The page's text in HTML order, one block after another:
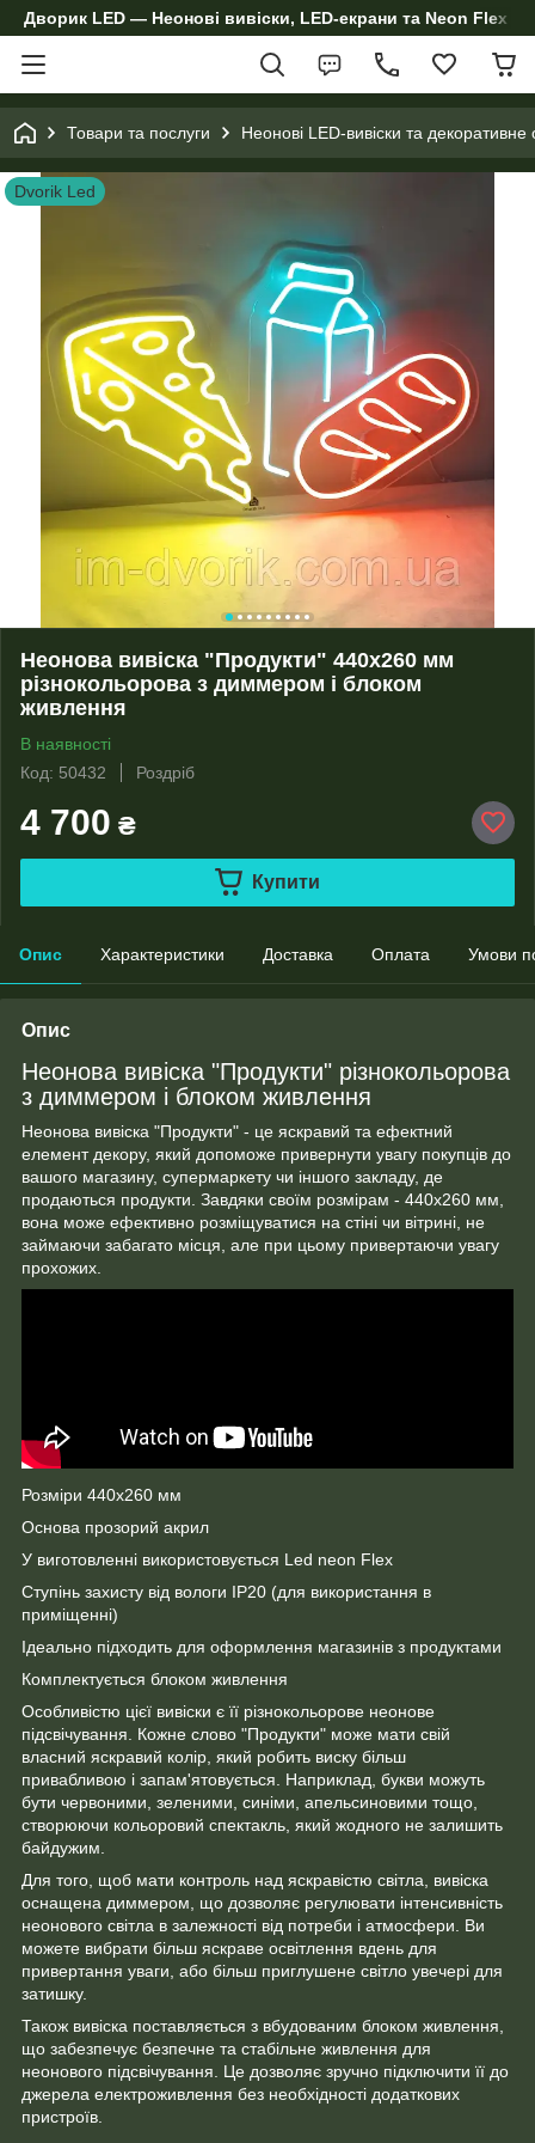
Дворик LED — Неонові вивіски, LED-екрани та Neon Flex
Товари та послуги Неонові LED-вивіски та декоративне
Dvorik Led
Неонова вивіска "Продукти" 440х260 мм
різнокольорова з диммером і блоком
живлення
В наявності
Код: 50432
Роздріб
4 700 ₴
Купити
Опис Характеристики Доставка Оплата Умови
Опис
Неонова вивіска "Продукти" різнокольорова
з диммером і блоком живлення
Неонова вивіска "Продукти" - це яскравий та ефектний
елемент декору, який допоможе привернути увагу покупців до
вашого магазину, супермаркету чи іншого закладу, де
продаються продукти. Завдяки своїм розмірам - 440х260 мм,
вона може ефективно розміщуватися на стіні чи вітрині, не
займаючи забагато місця, але при цьому привертаючи увагу
прохожих.
Розміри 440х260 мм
Основа прозорий акрил
У виготовленні використовується Led neon Flex
Ступінь захисту від вологи ІР20 (для використання в
приміщенні)
Ідеально підходить для оформлення магазинів з продуктами
Комплектується блоком живлення
Особливістю цієї вивіски є її різнокольорове неонове
підсвічування. Кожне слово "Продукти" може мати свій
власний яскравий колір, який робить виску більш
привабливою і запам'ятовується. Наприклад, букви можуть
бути червоними, зеленими, синіми, апельсиновими тощо,
створюючи кольоровий спектакль, який жодного не залишить
байдужим.
Для того, щоб мати контроль над яскравістю світла, вивіска
оснащена диммером, що дозволяє регулювати інтенсивність
неонового світла в залежності від потреби і атмосфери. Ви
можете вибрати більш яскраве освітлення вдень для
привертання уваги, або більш приглушене світло увечері для
затишку.
Також вивіска поставляється з вбудованим блоком живлення,
що забезпечує безпечне та стабільне живлення для
неонового підсвічування. Це дозволяє зручно підключити її до
джерела електроживлення без необхідності додаткових
пристроїв.